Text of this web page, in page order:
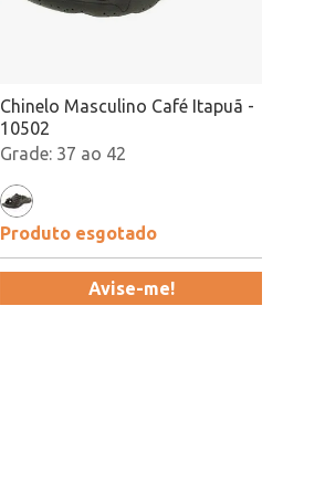
Chinelo Masculino Café Itapuã -
10502
37 ao 42
Produto esgotado
Avise-me!